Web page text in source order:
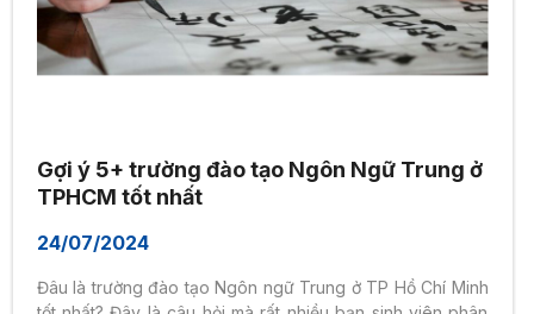
Gợi ý 5+ trường đào tạo Ngôn Ngữ Trung ở
TPHCM tốt nhất
24/07/2024
Đâu là trường đào tạo Ngôn ngữ Trung ở TP Hồ Chí Minh